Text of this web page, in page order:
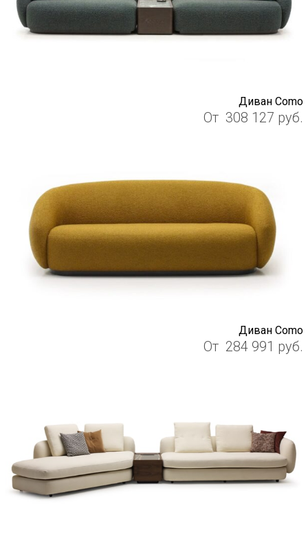
Диван Como
От 308 127 руб.
Диван Como
От 284 991 руб.